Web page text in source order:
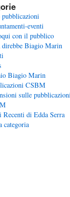
eventi
con il pubblico
direbbe Biagio Marin
Biagio Marin
CSBM
sulle
Recenti di Edda Serra
categoria